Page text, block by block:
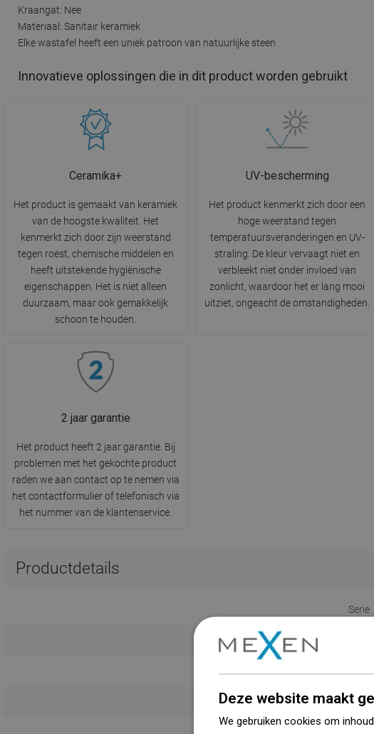
Kraangat: Nee
Materiaal: Sanitair keramiek
Elke wastafel heeft een uniek patroon van natuurlijke steen
Innovatieve oplossingen die in dit product worden gebruikt
Ceramika+
Het product is gemaakt van keramiek
van de hoogste kwaliteit. Het
kenmerkt zich door zijn weerstand
tegen roest, chemische middelen en
heeft uitstekende hygiënische
eigenschappen. Het is niet alleen
duurzaam, maar ook gemakkelijk
schoon te houden.
UV-bescherming
Het product kenmerkt zich door een
hoge weerstand tegen
temperatuursveranderingen en UV-
straling. De kleur vervaagt niet en
verbleekt niet onder invloed van
zonlicht, waardoor het er lang mooi
uitziet, ongeacht de omstandigheden.
2 jaar garantie
Het product heeft 2 jaar garantie. Bij
problemen met het gekochte product
raden we aan contact op te nemen via
het contactformulier of telefonisch via
het nummer van de klantenservice.
Productdetails
Serie
Langere zijde
Hoogte
Deze website maakt
We gebruiken cookies om